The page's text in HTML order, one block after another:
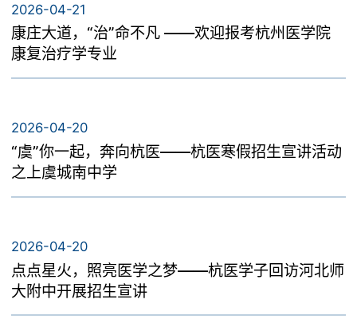
专业介绍
招生动态
就业动态
合作交流
党建工作
政策文件
2026-04-21
康庄大道，“治”命不凡 ——欢迎报考杭州医学院
康复治疗学专业
2026-04-20
“虞”你一起，奔向杭医——杭医寒假招生宣讲活动
之上虞城南中学
2026-04-20
点点星火，照亮医学之梦——杭医学子回访河北师
大附中开展招生宣讲